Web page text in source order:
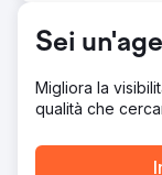
straordinari. La
e i tassi di
diminuito del
campagne ben
visibilità in
Sei
Migliora la
qualità che